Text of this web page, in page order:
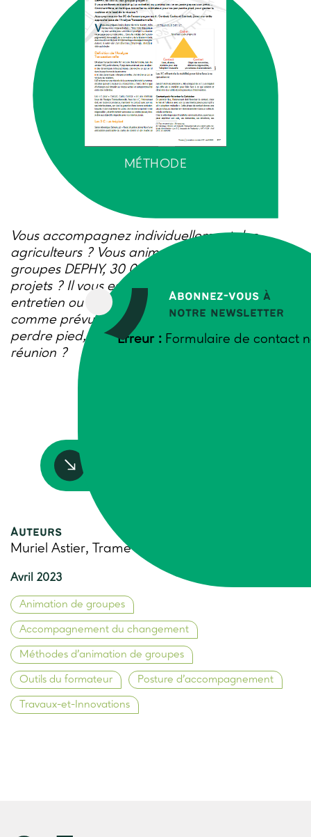
Abonnez-vous à
notre newsletter
Erreur : Formulaire de contact
MÉTHODE
Vous accompagnez individuellement des
agriculteurs ? Vous animez des GIEE, des
groupes DEPHY, 30 000 ou des groupes
projets ? Il vous est forcément arrivé qu’un
entretien ou une réunion ne se passe pas
comme prévu… Comment faire pour ne pas
perdre pied, pour garder la maîtrise de la
réunion ?
Auteurs
Muriel Astier, Trame
Avril 2023
Animation de groupes
Accompagnement du changement
Méthodes d’animation de groupes
Outils du formateur Posture d’accompagnement
Travaux-et-Innovations